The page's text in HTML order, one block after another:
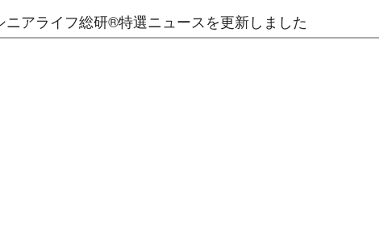
ニアライフ総研®特選ニュースを更新しました